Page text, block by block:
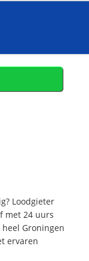
Loodgieter
met 24 uurs
Groningen
ervaren